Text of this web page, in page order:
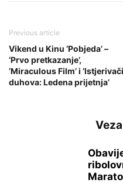
Previous article
Vikend u Kinu ‘Pobjeda’ –
‘Prvo pretkazanje’,
‘Miraculous Film’ i ‘Istjerivači
duhova: Ledena prijetnja’